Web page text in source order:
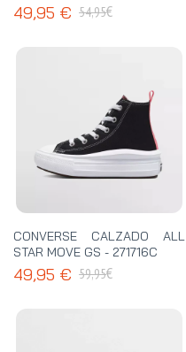
49,95 € 54,95€
CONVERSE CALZADO ALL
STAR MOVE GS - 271716C
49,95 € 59,95€